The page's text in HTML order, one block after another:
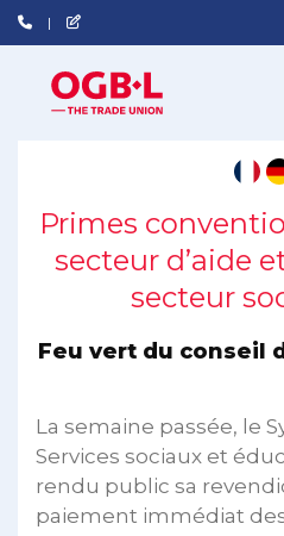
Primes
secteur d’aide
secteur
Feu vert du conseil
La semaine passée, le
Services sociaux et
rendu public sa
paiement immédiat